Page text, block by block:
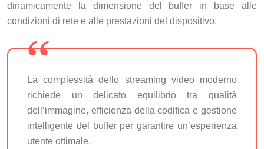
dinamicamente la dimensione del buffer in base alle
condizioni di rete e alle prestazioni del dispositivo.
La complessità dello streaming video moderno
richiede un delicato equilibrio tra qualità
dell’immagine, efficienza della codifica e gestione
intelligente del buffer per garantire un’esperienza
utente ottimale.